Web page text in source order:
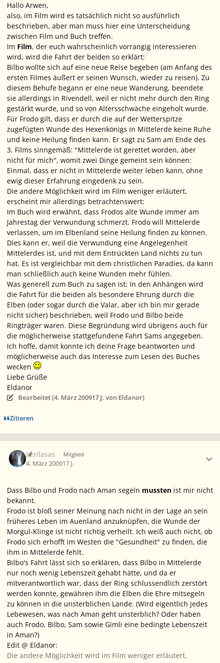
Hallo Arwen,
also, im Film wird es tatsächlich nicht so ausführlich
beschrieben, aber man muss hier eine Unterscheidung
zwischen Film und Buch treffen.
Im Film, der euch wahrscheinlich vorrangig interessieren
wird, wird die Fahrt der beiden so erklärt:
Bilbo wollte sich auf eine neue Reise begeben (am Anfang des
ersten Filmes äußert er seinen Wunsch, wieder zu reisen). Zu
diesem Behufe begann er eine neue Wanderung, beendete
sie allerdings in Rivendell, weil er nicht mehr durch den Ring
gestärkt wurde, und so von Altersschwäche eingeholt wurde.
Für Frodo gilt, dass er durch die auf der Wetterspitze
zugefügten Wunde des Hexenkönigs in Mittelerde keine Ruhe
und keine Heilung finden kann. Er sagt zu Sam am Ende des
3. Films sinngemäß: "Mittelerde ist gerettet worden, aber
nicht für mich", womit zwei Dinge gemeint sein können:
Einmal, dass er nicht in Mittelerde weiter leben kann, ohne
ewig dieser Erfahrung eingedenk zu sein.
Die andere Möglichkeit wird im Film weniger erläutert,
erscheint mir allerdings betrachtenswert:
Im Buch wird erwähnt, dass Frodos alte Wunde immer am
Jahrestag der Verwundung schmerzt. Frodo will Mittelerde
verlassen, um im Elbenland seine Heilung finden zu können.
Dies kann er, weil die Verwundung eine Angelegenheit
Mittelerdes ist, und mit dem Entrückten Land nichts zu tun
hat. Es ist vergleichbar mit dem christlichen Paradies, da kann
man schließlich auch keine Wunden mehr fühlen.
Was generell zum Buch zu sagen ist: In den Anhängen wird
die Fahrt für die beiden als besondere Ehrung durch die
Elben (oder sogar durch die Valar, aber ich bin mir gerade
nicht sicher) beschrieben, weil Frodo und Bilbo beide
Ringträger waren. Diese Begründung wird übrigens auch für
die möglicherweise stattgefundene Fahrt Sams angegeben.
Ich hoffe, damit konnte ich deine Frage beantworten und
möglicherweise auch das Interesse zum Lesen des Buches
wecken
Liebe Grüße
Eldanor
Bearbeitet (4. März 200917 J. von Eldanor)
Zitieren
Lenlasas Mitglied
4. März 200917 J.
Dass Bilbo und Frodo nach Aman segeln mussten ist mir nicht
bekannt.
Frodo ist bloß seiner Meinung nach nicht in der Lage an sein
früheres Leben im Auenland anzuknüpfen, die Wunde der
Morgul-Klinge ist nicht richtig verheilt. Ich weiß auch nicht, ob
Frodo sich erhofft im Westen die "Gesundheit" zu finden, die
ihm in Mittelerde fehlt.
Bilbo's Fahrt lässt sich so erklären, dass Bilbo in Mittelerde
nur noch wenig Lebenszeit gehabt hätte, und da er
mitverantwortlich war, dass der Ring schlussendlich zerstört
werden konnte, gewähren ihm die Elben die Ehre mitsegeln
zu können in die unsterblichen Lande. (Wird eigentlich jedes
Lebewesen, was nach Aman geht unsterblich? Oder haben
auch Frodo, Bilbo, Sam sowie Gimli eine bedingte Lebenszeit
in Aman?)
Edit @ Eldanor:
Die andere Möglichkeit wird im Film weniger erläutert,